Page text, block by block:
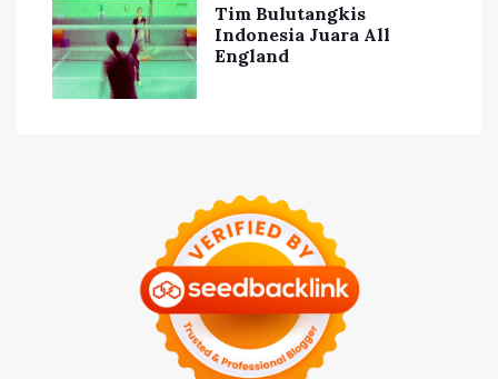
Tim Bulutangkis
Indonesia Juara All
England